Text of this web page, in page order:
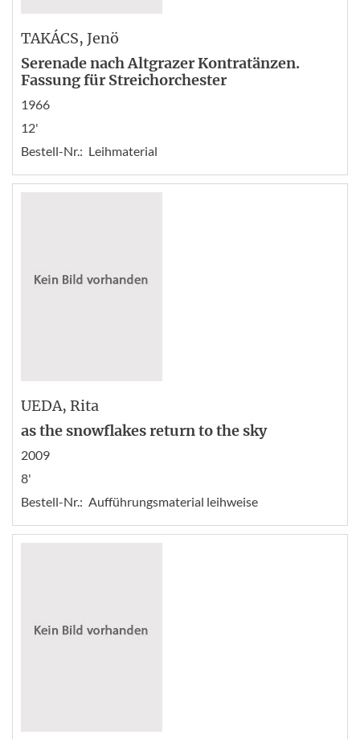
TAKÁCS, Jenö
Serenade nach Altgrazer Kontratänzen.
Fassung für Streichorchester
1966
12'
Bestell-Nr.: Leihmaterial
UEDA, Rita
as the snowflakes return to the sky
2009
8'
Bestell-Nr.: Aufführungsmaterial leihweise